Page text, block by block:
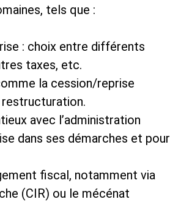
tels que :
: choix entre différents
taxes, etc.
la cession/reprise
avec l’administration
dans ses démarches et pour
fiscal, notamment via
(CIR) ou le mécénat